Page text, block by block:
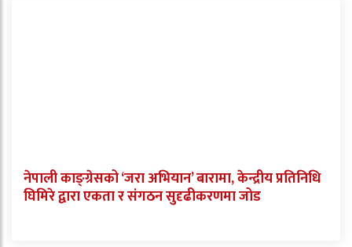
नेपाली काङ्ग्रेसको ‘जरा अभियान’ बारामा, केन्द्रीय प्रतिनिधि
घिमिरे द्वारा एकता र संगठन सुदृढीकरणमा जोड